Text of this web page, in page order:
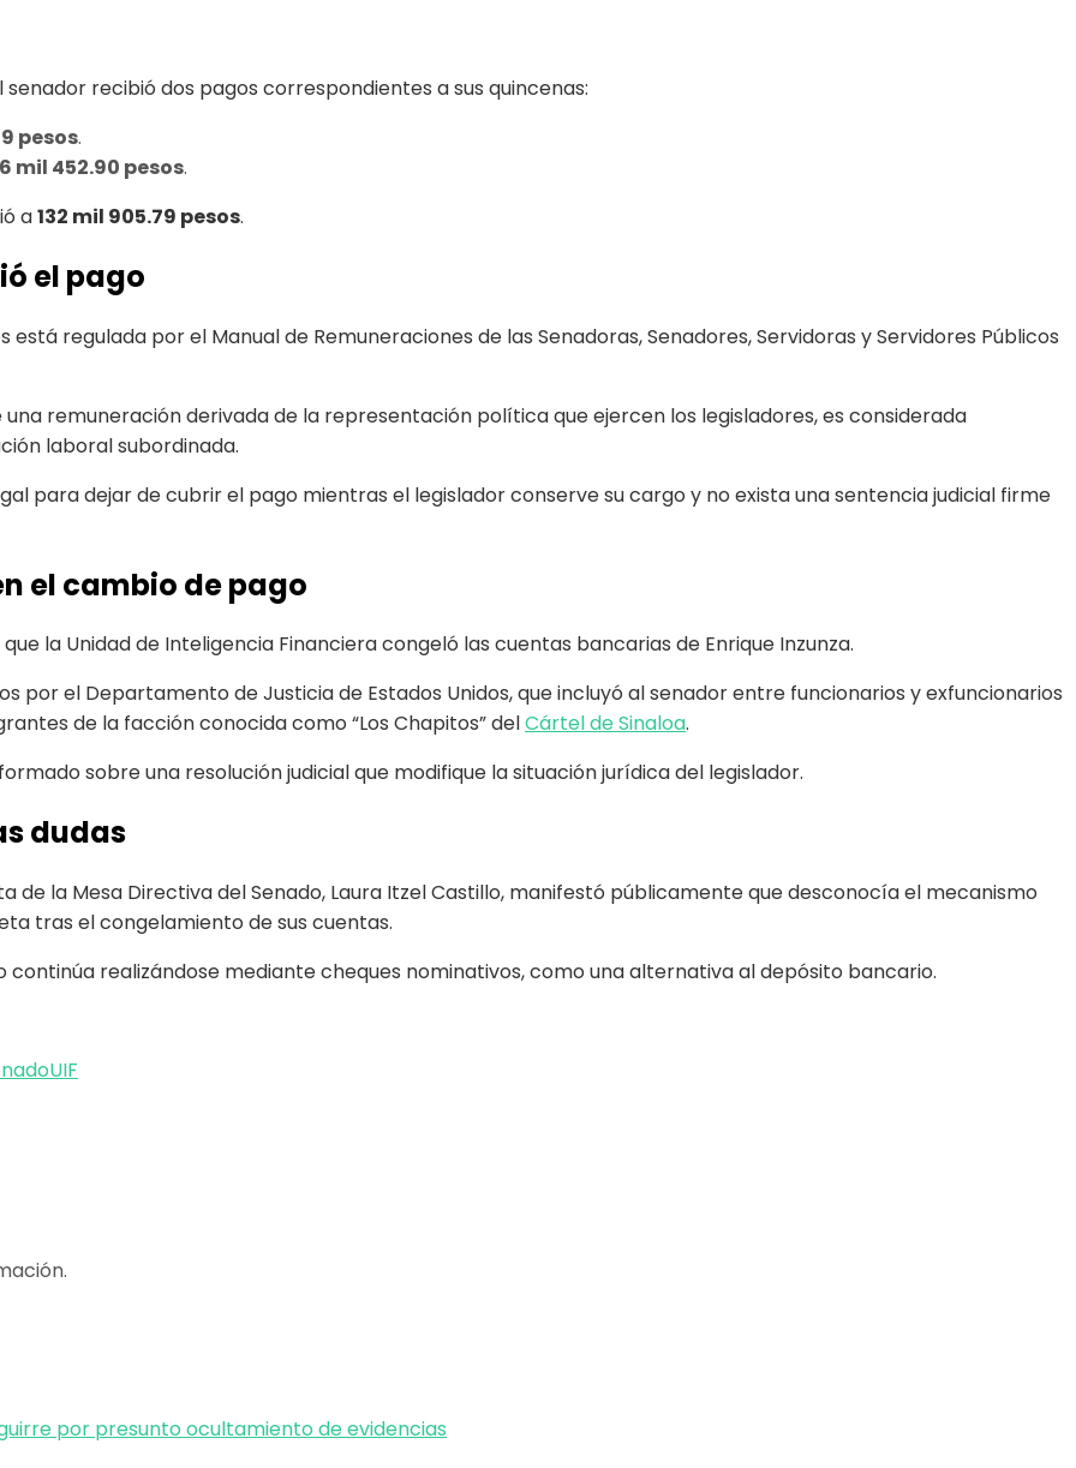
recibió dos pagos correspondientes a sus quincenas:
pesos.
mil 452.90 pesos.
a132 mil 905.79 pesos.
el pago
regulada por el Manual de Remuneraciones de las Senadoras, Senadores, Servidoras y Servidores Públicos
remuneración derivada de la representación política que ejercen los legisladores, es considerada
laboral subordinada.
para dejar de cubrir el pago mientras el legislador conserve su cargo y no exista una sentencia judicial firme
el cambio de pago
la Unidad de Inteligencia Financiera congeló las cuentas bancarias de Enrique Inzunza.
por el Departamento de Justicia de Estados Unidos, que incluyó al senador entre funcionarios y exfuncionarios
de la facción conocida como “Los Chapitos” delCártel de Sinaloa.
sobre una resolución judicial que modifique la situación jurídica del legislador.
dudas
de la Mesa Directiva del Senado, Laura Itzel Castillo, manifestó públicamente que desconocía el mecanismo
tras el congelamiento de sus cuentas.
realizándose mediante cheques nominativos, como una alternativa al depósito bancario.
UIF